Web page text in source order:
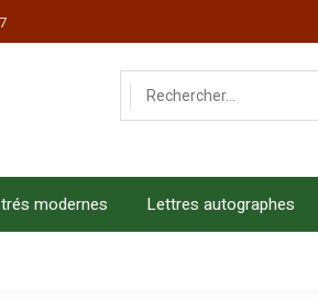
modernes Lettres autographes